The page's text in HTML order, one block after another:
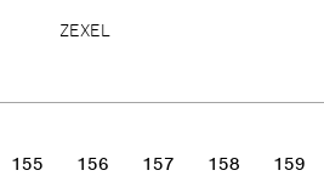
ZEXEL
155 156 157 158 159